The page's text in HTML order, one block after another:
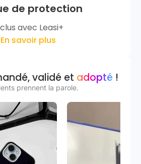
de protection
avec Leasi+
En savoir plus
validé et adopté !
prennent la parole.